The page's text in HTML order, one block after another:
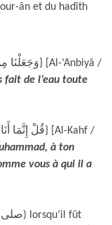
ân et du hadîth
fait de l’eau toute
à ton
vous à qui il a